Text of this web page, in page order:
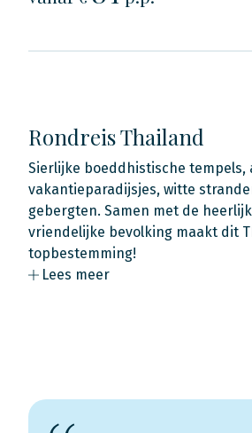
Rondreis Thailand
Sierlijke boeddhistische tempels,
vakantieparadijsjes, witte
gebergten. Samen met de
vriendelijke bevolking maakt dit
topbestemming!
Lees meer